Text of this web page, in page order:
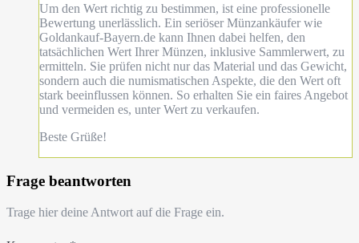
Um den Wert richtig zu bestimmen, ist eine professionelle
Bewertung unerlässlich. Ein seriöser Münzankäufer wie
Goldankauf-Bayern.de kann Ihnen dabei helfen, den
tatsächlichen Wert Ihrer Münzen, inklusive Sammlerwert, zu
ermitteln. Sie prüfen nicht nur das Material und das Gewicht,
sondern auch die numismatischen Aspekte, die den Wert oft
stark beeinflussen können. So erhalten Sie ein faires Angebot
und vermeiden es, unter Wert zu verkaufen.
Beste Grüße!
Frage beantworten
Trage hier deine Antwort auf die Frage ein.